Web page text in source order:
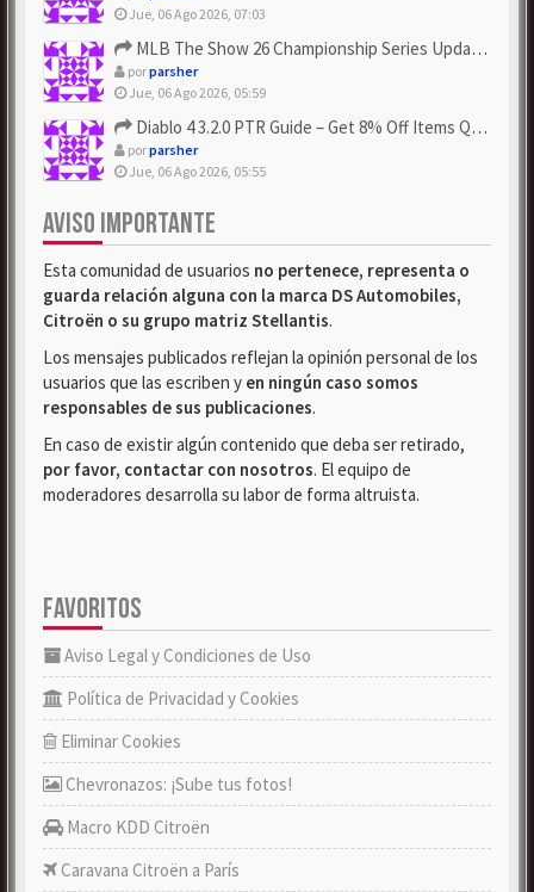
Jue, 06 Ago 2026, 07:03
MLB The Show 26 Championship Series Update! Get Cheap & ...
porparsher
Jue, 06 Ago 2026, 05:59
Diablo 4 3.2.0 PTR Guide – Get 8% Off Items Quickly to Test ...
porparsher
Jue, 06 Ago 2026, 05:55
AVISO IMPORTANTE
Esta comunidad de usuarios no pertenece, representa o
guarda relación alguna con la marca DS Automobiles,
Citroën o su grupo matriz Stellantis.
Los mensajes publicados reflejan la opinión personal de los
usuarios que las escriben y en ningún caso somos
responsables de sus publicaciones.
En caso de existir algún contenido que deba ser retirado,
por favor, contactar con nosotros. El equipo de
moderadores desarrolla su labor de forma altruista.
FAVORITOS
Aviso Legal y Condiciones de Uso
Política de Privacidad y Cookies
Eliminar Cookies
Chevronazos: ¡Sube tus fotos!
Macro KDD Citroën
Caravana Citroën a París